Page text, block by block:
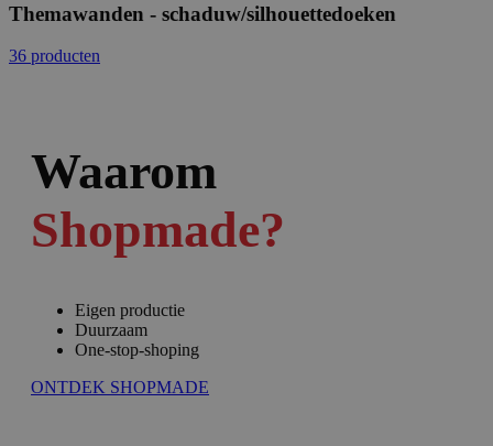
Themawanden - schaduw/silhouettedoeken
36 producten
Waarom
Shopmade?
Eigen productie
Duurzaam
One-stop-shoping
ONTDEK SHOPMADE